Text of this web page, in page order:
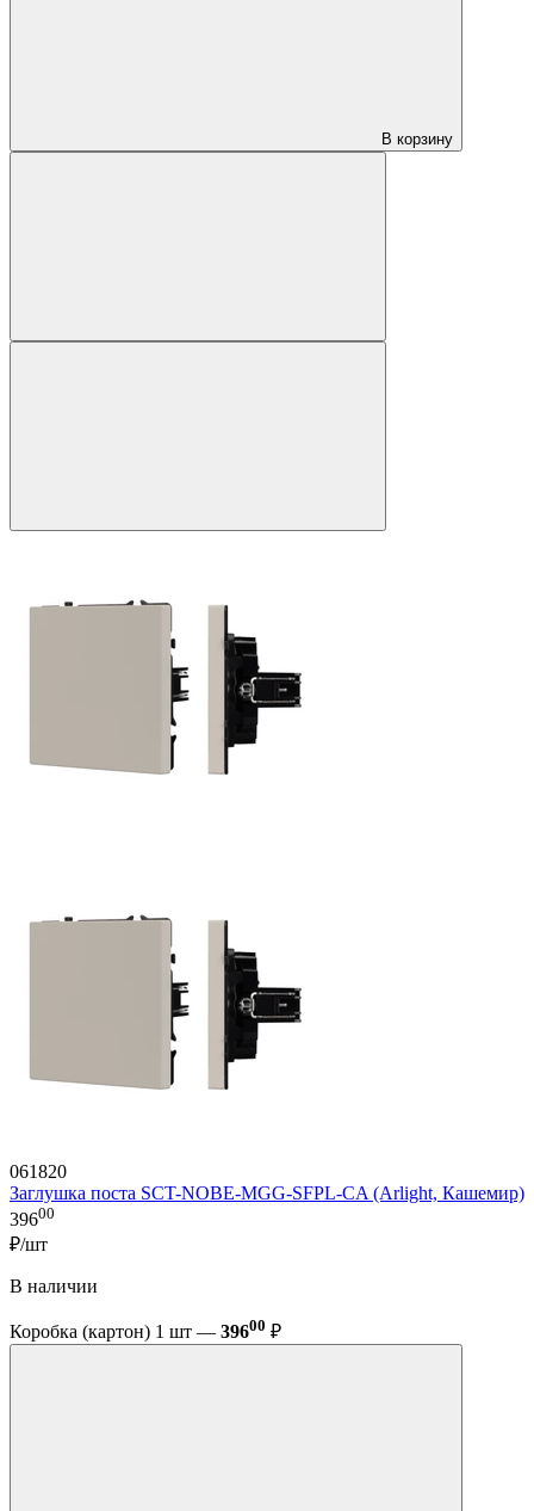
В корзину
061820
Заглушка поста SCT-NOBE-MGG-SFPL-CA (Arlight, Кашемир)
39600
₽/шт
В наличии
Коробка (картон) 1 шт — 39600 ₽